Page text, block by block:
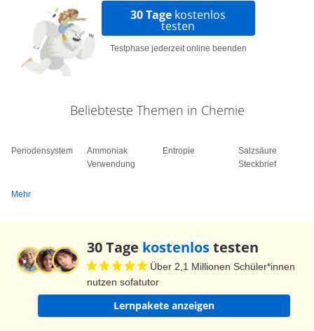
sich in ein 14-C-Atom verwandelt und dabei ein
Proton abgibt. Dabei entsteht eben dieses
besagte C14. Reagiert dieses entstandene
enthält. Kurz gesagt: Ständig entstehen in der
enthalten. Zwar enthalten die meisten
Stickstoff 14 unter Abgabe eines Elektrons, also
von Betastrahlung, und außerdem noch eines
Antineutrinos, die aber nicht weiter interessieren
sollen. Wichtig ist nur, dass aus dem Kohlenstoff
30 Tage kostenlos
testen
Testphase jederzeit online beenden
Beliebteste Themen in Chemie
Periodensystem
Ammoniak
Verwendung
Entropie
Salzsäure
Steckbrief
Mehr
30 Tage kostenlostesten
Über 2,1 Millionen Schüler*innen
nutzen sofatutor
Lernpakete anzeigen